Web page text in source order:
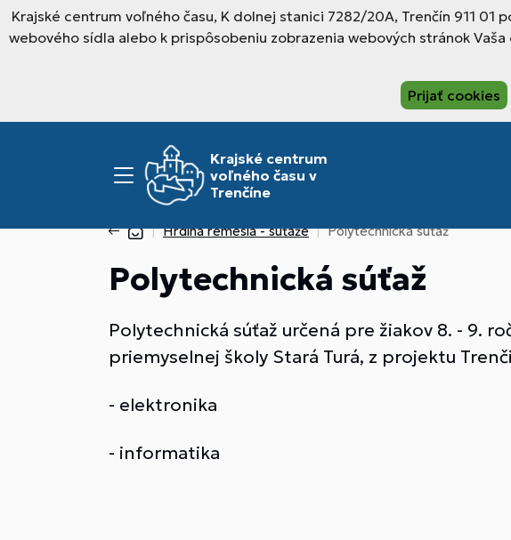
Krajské centrum voľného času, K dolnej stanici 7282/20A, Trenčín 911
webového sídla alebo k prispôsobeniu zobrazenia webových stránok
Prijať cookies
Krajské centrum
voľného času v
Trenčíne
Hrdina remesla - súťaže Polytechnická súťaž
Polytechnická súťaž
Polytechnická súťaž určená pre žiakov 8. - 9.
priemyselnej školy Stará Turá, z projektu
- elektronika
- informatika